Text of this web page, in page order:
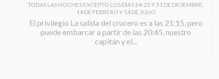
TODAS LAS NOCHES EXCEPTO LOS DÍAS 24-25 Y 31 DE DICIEMBRE,
14 DE FEBRERO Y 14 DE JULIO
El privilegio La salida del crucero es a las 21:15, pero
puede embarcar a partir de las 20:45, nuestro
capitán y el...